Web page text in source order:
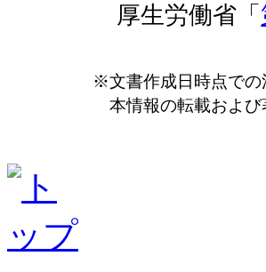
厚生労働省「
※文書作成日時点での
本情報の転載および